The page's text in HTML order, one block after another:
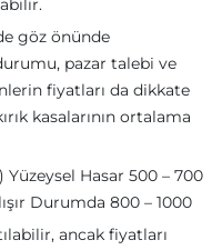
göz önünde
pazar talebi ve
fiyatları da dikkate
kasalarının ortalama
Hasar 500 – 700
Durumda 800 – 1000
ancak fiyatları